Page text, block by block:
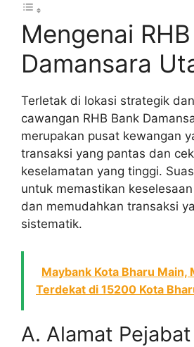
Mengenai
Damansara
Terletak di lokasi strategik
cawangan RHB Bank
merupakan pusat kewangan
transaksi yang pantas dan
keselamatan yang tinggi.
untuk memastikan
dan memudahkan transaksi
sistematik.
Maybank Kota Bharu Main,
Terdekat di 15200 Kota
A. Alamat